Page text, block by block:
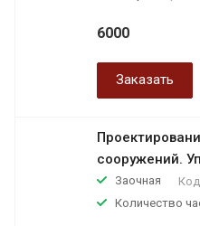
6000
Заказать
сооружений.
Заочная
Количество